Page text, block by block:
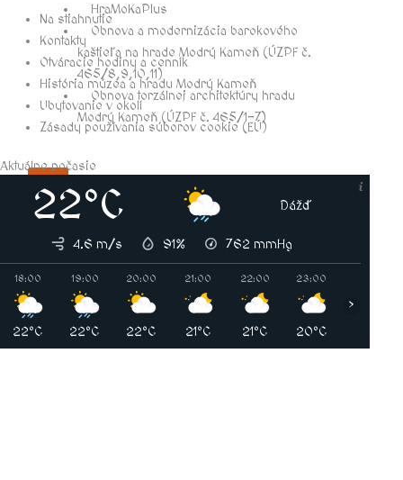
HraMoKaPlus
Obnova a modernizácia barokového
kaštieľa na hrade Modrý Kameň (ÚZPF č.
465/8,9,10,11)
Obnova torzálnej architektúry hradu
Modrý Kameň (ÚZPF č. 465/1-7)
Na stiahnutie
Kontakty
Otváracie hodiny a cenník
História múzea a hradu Modrý Kameň
Ubytovanie v okolí
Zásady používania súborov cookie (EÚ)
Aktuálne počasie
22°C Dážď
4.6 m/s 91% 762 mmHg
18:00
22°C
19:00
22°C
20:00
22°C
21:00
21°C
22:00
21°C
23:00
20°C
›